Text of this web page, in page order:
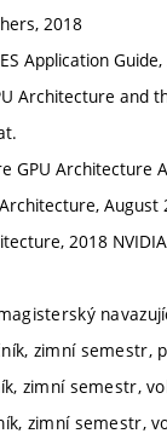
2018
Application
Architecture and
GPU Architecture
2018
zimní semestr,
zimní semestr,
zimní semestr,